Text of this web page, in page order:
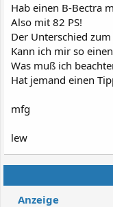
Hab einen B-Bectra
Also mit 82 PS!
Der Unterschied
Kann ich mir so
Was muß ich
Hat jemand einen
mfg
lew
Anzeige